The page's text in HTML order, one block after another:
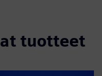
tuotteet